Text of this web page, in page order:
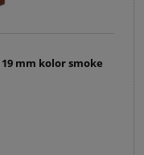
mm kolor smoke